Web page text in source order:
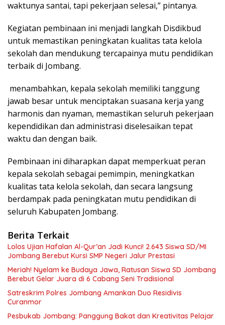
waktunya santai, tapi pekerjaan selesai,” pintanya.
Kegiatan pembinaan ini menjadi langkah Disdikbud
untuk memastikan peningkatan kualitas tata kelola
sekolah dan mendukung tercapainya mutu pendidikan
terbaik di Jombang.
menambahkan, kepala sekolah memiliki tanggung
jawab besar untuk menciptakan suasana kerja yang
harmonis dan nyaman, memastikan seluruh pekerjaan
kependidikan dan administrasi diselesaikan tepat
waktu dan dengan baik.
Pembinaan ini diharapkan dapat memperkuat peran
kepala sekolah sebagai pemimpin, meningkatkan
kualitas tata kelola sekolah, dan secara langsung
berdampak pada peningkatan mutu pendidikan di
seluruh Kabupaten Jombang.
Berita Terkait
Lolos Ujian Hafalan Al-Qur’an Jadi Kunci! 2.643 Siswa SD/MI
Jombang Berebut Kursi SMP Negeri Jalur Prestasi
Meriah! Nyelam ke Budaya Jawa, Ratusan Siswa SD Jombang
Berebut Gelar Juara di 6 Cabang Seni Tradisional
Satreskrim Polres Jombang Amankan Duo Residivis
Curanmor
Pesbukab Jombang: Panggung Bakat dan Kreativitas Pelajar